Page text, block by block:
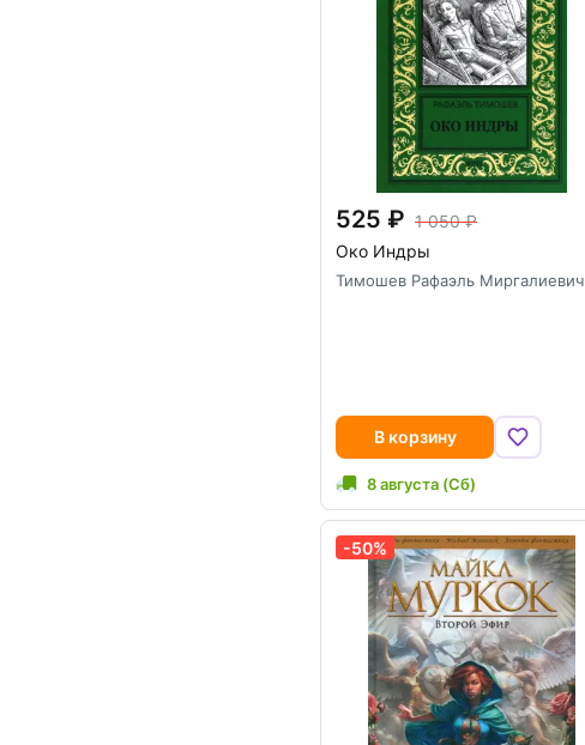
525
1 050
Око Индры
Тимошев Рафаэль Миргалиевич
В корзину
8 августа (Сб)
-50%